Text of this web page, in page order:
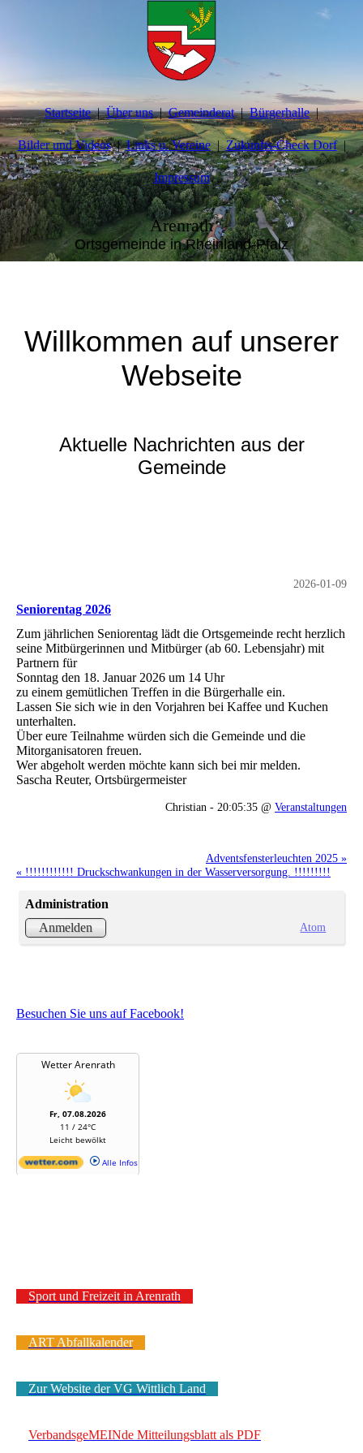
Startseite Über uns Gemeinderat Bürgerhalle
Bilder und Videos Links u. Vereine Zukunfts-Check Dorf
Impressum
Arenrath
Ortsgemeinde in Rheinland-Pfalz
Willkommen auf unserer
Webseite
Aktuelle Nachrichten aus der
Gemeinde
2026-01-09
Seniorentag 2026
Zum jährlichen Seniorentag lädt die Ortsgemeinde recht herzlich
seine Mitbürgerinnen und Mitbürger (ab 60. Lebensjahr) mit
Partnern für
Sonntag den 18. Januar 2026 um 14 Uhr
zu einem gemütlichen Treffen in die Bürgerhalle ein.
Lassen Sie sich wie in den Vorjahren bei Kaffee und Kuchen
unterhalten.
Über eure Teilnahme würden sich die Gemeinde und die
Mitorganisatoren freuen.
Wer abgeholt werden möchte kann sich bei mir melden.
Sascha Reuter, Ortsbürgermeister
Christian - 20:05:35 @ Veranstaltungen
Adventsfensterleuchten 2025 »
« !!!!!!!!!!!! Druckschwankungen in der Wasserversorgung. !!!!!!!!!
Administration
Anmelden
Atom
Besuchen Sie uns auf Facebook!
Sport und Freizeit in Arenrath
ART Abfallkalender
Zur Website der VG Wittlich Land
VerbandsgeMEINde Mitteilungsblatt als PDF